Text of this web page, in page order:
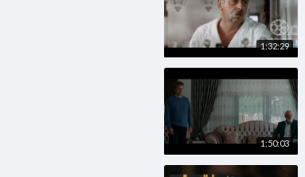
1:32:29
1:50:03